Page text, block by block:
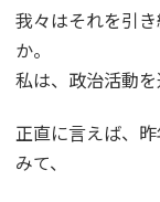
我々はそれを引
か。
私は、政治活動を
正直に言えば、
みて、